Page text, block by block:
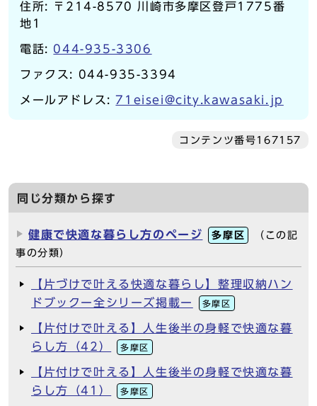
住所: 〒214-8570 川崎市多摩区登戸1775番
地1
電話: 044-935-3306
ファクス: 044-935-3394
メールアドレス:71eisei@city.kawasaki.jp
コンテンツ番号167157
同じ分類から探す
健康で快適な暮らし方のページ 多摩区
（この記
事の分類）
【片づけで叶える快適な暮らし】整理収納ハン
ドブックー全シリーズ掲載ー
多摩区
【片付けで叶える】人生後半の身軽で快適な暮
らし方（42）
多摩区
【片付けで叶える】人生後半の身軽で快適な暮
らし方（41）
多摩区